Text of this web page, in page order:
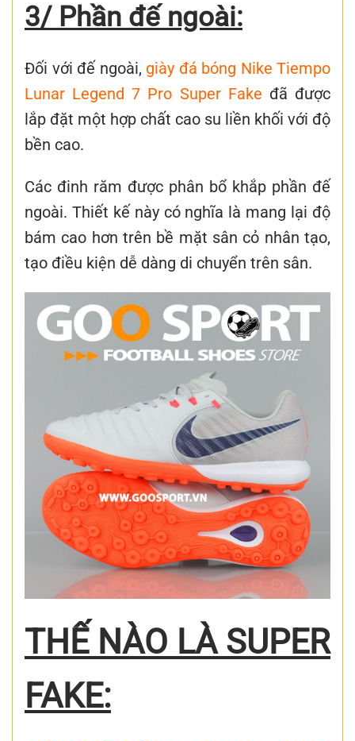
3/ Phần đế ngoài:
Đối với đế ngoài, giày đá bóng Nike Tiempo
Lunar Legend 7 Pro Super Fake đã được
lắp đặt một hợp chất cao su liền khối với độ
bền cao.
Các đinh răm được phân bổ khắp phần đế
ngoài. Thiết kế này có nghĩa là mang lại độ
bám cao hơn trên bề mặt sân cỏ nhân tạo,
tạo điều kiện dễ dàng di chuyển trên sân.
THẾ NÀO LÀ SUPER
FAKE: